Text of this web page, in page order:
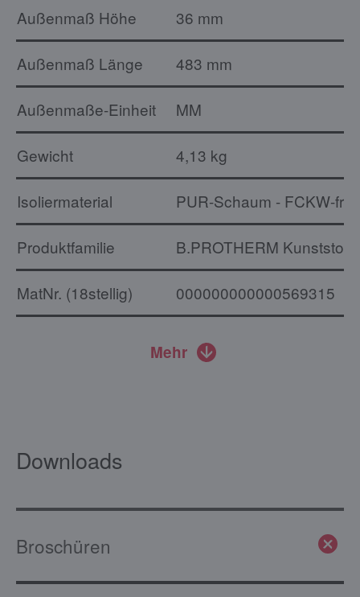
Außenmaß Höhe 36 mm
Außenmaß Länge 483 mm
Außenmaße-Einheit MM
Gewicht 4,13 kg
Isoliermaterial PUR-Schaum - FCKW-frei
Produktfamilie B.PROTHERM Kunststoff
MatNr. (18stellig) 000000000000569315
Mehr
Downloads
Broschüren